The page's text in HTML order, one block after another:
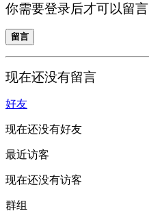
你需要登录后才可以留言
留言
现在还没有留言
好友
现在还没有好友
最近访客
现在还没有访客
群组